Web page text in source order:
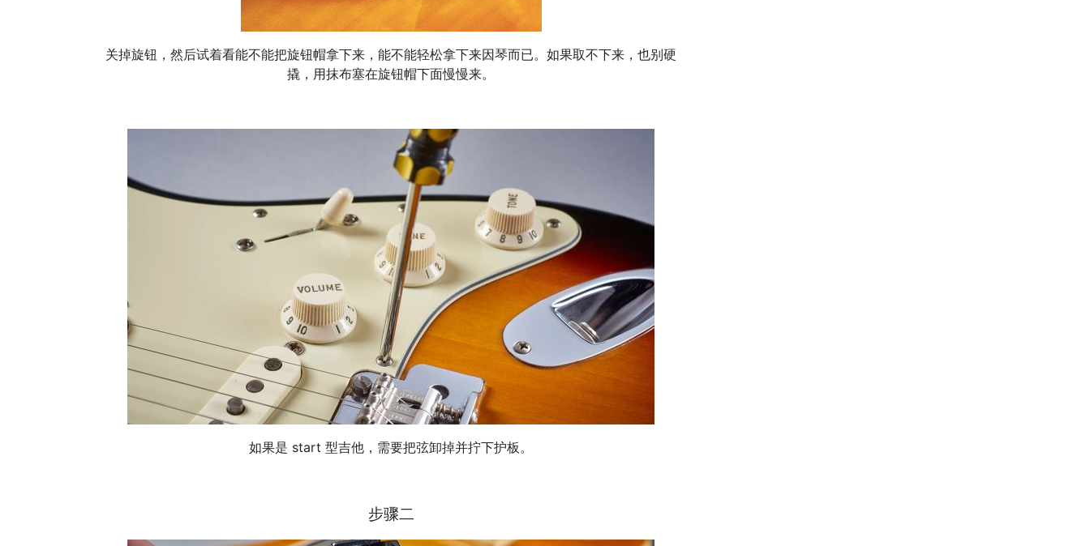
关掉旋钮，然后试着看能不能把旋钮帽拿下来，能不能轻松拿下来因琴而已。如果取不下来，也别硬
撬，用抹布塞在旋钮帽下面慢慢来。
如果是 start 型吉他，需要把弦卸掉并拧下护板。
步骤二